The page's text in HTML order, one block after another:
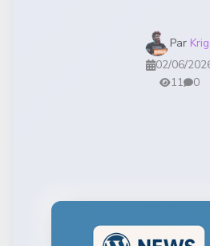
Par
02/06/
11
0